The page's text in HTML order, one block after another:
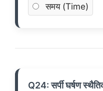
समय (Time)
Q24: सर्पी घर्षण